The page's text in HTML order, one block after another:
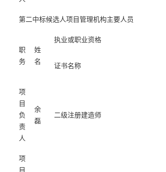
第二中标候选人项目管理机构主要人员
职
务
姓
名
执业或职业资格
证书名称
项
目
负
责
人
余
磊
二级注册建造师
项
目